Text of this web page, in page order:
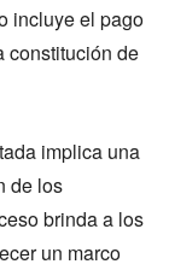
incluye el pago
constitución de
implica una
de los
brinda a los
un marco